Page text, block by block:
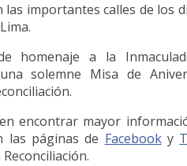
importantes calles de los
homenaje a la
solemne Misa de
encontrar mayor
las páginas de Facebooky